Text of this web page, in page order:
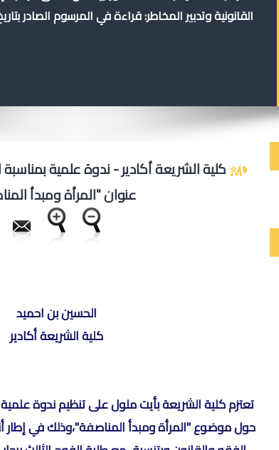
القانونية وتدبير المخاطر: قراءة في المرسوم الصادر بتاريخ 30 يوليوز
كلية الشريعة أكادير - ندوة علمية
عنوان "المرأة ومبدأ
الحسين بن احميد
كلية الشريعة أكادير
تعتزم كلية الشريعة بأيت ملول على تنظيم ندوة
حول موضوع "المرأة ومبدأ المناصفة"،وذلك في